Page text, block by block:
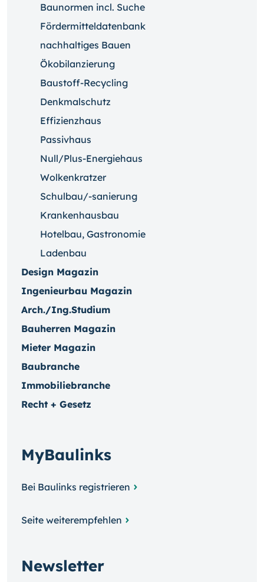
Baunormen incl. Suche
Fördermitteldatenbank
nachhaltiges Bauen
Ökobilanzierung
Baustoff-Recycling
Denkmalschutz
Effizienzhaus
Passivhaus
Null/Plus-Energiehaus
Wolkenkratzer
Schulbau/-sanierung
Krankenhausbau
Hotelbau, Gastronomie
Ladenbau
Design Magazin
Ingenieurbau Magazin
Arch./Ing.Studium
Bauherren Magazin
Mieter Magazin
Baubranche
Immobiliebranche
Recht + Gesetz
MyBaulinks
Bei Baulinks registrieren
Seite weiterempfehlen
Newsletter